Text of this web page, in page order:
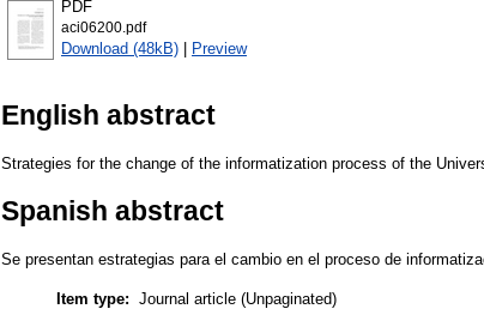
PDF
aci06200.pdf
Download (48kB) | Preview
English abstract
Strategies for the change of the informatization process of the
Spanish abstract
Se presentan estrategias para el cambio en el proceso de
Item type: Journal article (Unpaginated)